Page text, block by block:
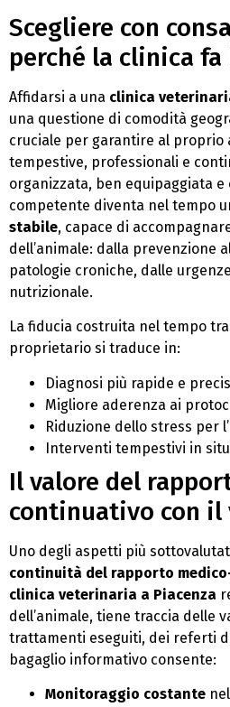
Scegliere con
perché la clinica
Affidarsi a una clinica
una questione di comodità
cruciale per garantire al proprio
tempestive, professionali e
organizzata, ben equipaggiata e
competente diventa nel tempo
stabile, capace di
dell’animale: dalla prevenzione
patologie croniche, dalle
nutrizionale.
La fiducia costruita nel tempo
proprietario si traduce in:
Diagnosi più rapide e
Migliore aderenza ai
Riduzione dello stress per
Interventi tempestivi in
Il valore del
continuativo con
Uno degli aspetti più
continuità del rapporto
clinica veterinaria a Piacenza
dell’animale, tiene traccia delle
trattamenti eseguiti, dei referti
bagaglio informativo consente:
Monitoraggio costante